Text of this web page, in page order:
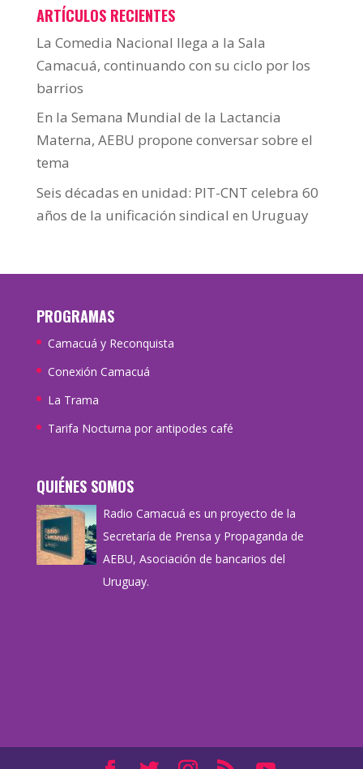
ARTÍCULOS RECIENTES
La Comedia Nacional llega a la Sala
Camacuá, continuando con su ciclo por los
barrios
En la Semana Mundial de la Lactancia
Materna, AEBU propone conversar sobre el
tema
Seis décadas en unidad: PIT-CNT celebra 60
años de la unificación sindical en Uruguay
PROGRAMAS
Camacuá y Reconquista
Conexión Camacuá
La Trama
Tarifa Nocturna por antipodes café
QUIÉNES SOMOS
Radio Camacuá es un proyecto de la
Secretaría de Prensa y Propaganda de
AEBU, Asociación de bancarios del
Uruguay.